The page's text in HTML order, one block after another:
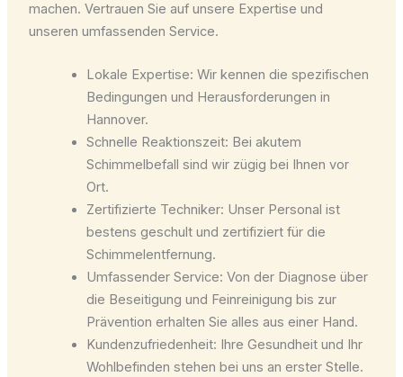
machen. Vertrauen Sie auf unsere Expertise und
unseren umfassenden Service.
Lokale Expertise: Wir kennen die spezifischen
Bedingungen und Herausforderungen in
Hannover.
Schnelle Reaktionszeit: Bei akutem
Schimmelbefall sind wir zügig bei Ihnen vor
Ort.
Zertifizierte Techniker: Unser Personal ist
bestens geschult und zertifiziert für die
Schimmelentfernung.
Umfassender Service: Von der Diagnose über
die Beseitigung und Feinreinigung bis zur
Prävention erhalten Sie alles aus einer Hand.
Kundenzufriedenheit: Ihre Gesundheit und Ihr
Wohlbefinden stehen bei uns an erster Stelle.